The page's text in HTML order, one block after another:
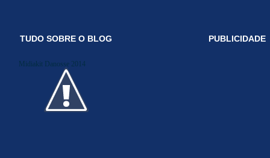
TUDO SOBRE O BLOG
Midiakit Danosse 2014
PUBLICIDADE